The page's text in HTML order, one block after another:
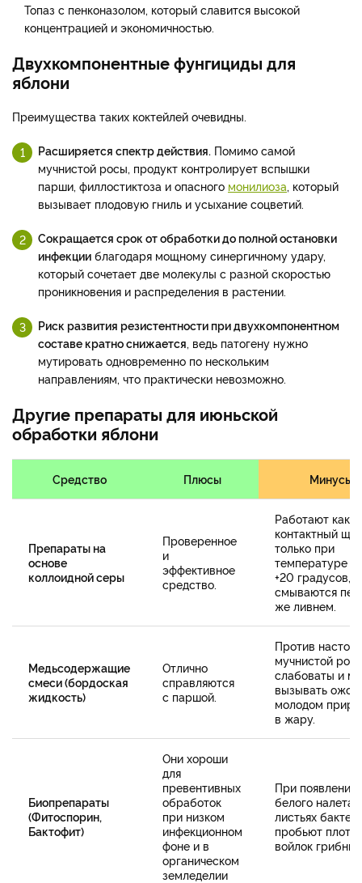
Топаз с пенконазолом, который славится высокой
концентрацией и экономичностью.
Двухкомпонентные фунгициды для
яблони
Преимущества таких коктейлей очевидны.
Расширяется спектр действия. Помимо самой
мучнистой росы, продукт контролирует вспышки
парши, филлостиктоза и опасного монилиоза, который
вызывает плодовую гниль и усыхание соцветий.
Сокращается срок от обработки до полной остановки
инфекции благодаря мощному синергичному удару,
который сочетает две молекулы с разной скоростью
проникновения и распределения в растении.
Риск развития резистентности при двухкомпонентном
составе кратно снижается, ведь патогену нужно
мутировать одновременно по нескольким
направлениям, что практически невозможно.
Другие препараты для июньской
обработки яблони
Средство Плюсы Минусы
Препараты на
основе
коллоидной серы
Проверенное
и
эффективное
средство.
Работают как
контактный
только при
температуре
+20 градусов,
смываются
же ливнем.
Медьсодержащие
смеси (бордоская
жидкость)
Отлично
справляются
с паршой.
Против
мучнистой
слабоваты и
вызывать
молодом
в жару.
Биопрепараты
(Фитоспорин,
Бактофит)
Они хороши
для
превентивных
обработок
при низком
инфекционном
фоне и в
органическом
земледелии
При появлении
белого налета
листьях
пробьют
войлок